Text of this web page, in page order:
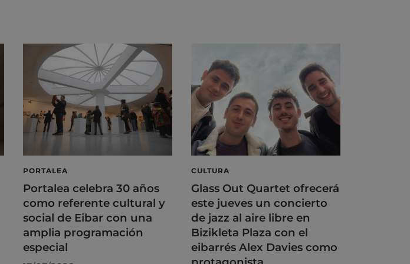
PORTALEA
Portalea celebra 30 años
como referente cultural y
social de Eibar con una
amplia programación
especial
CULTURA
Glass Out Quartet ofrecerá
este jueves un concierto
de jazz al aire libre en
Bizikleta Plaza con el
eibarrés Alex Davies como